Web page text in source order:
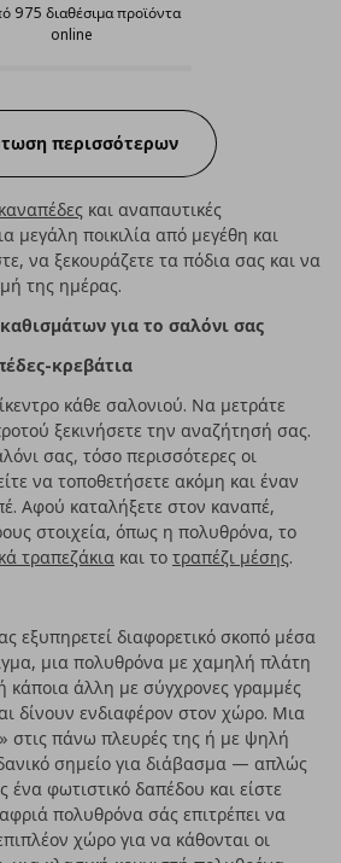
975 διαθέσιμα προϊόντα
online
24 από 975 διαθέσιμα προϊόντα
περισσότερων
καναπέδες και αναπαυτικές
μεγάλη ποικιλία από μεγέθη και
να ξεκουράζετε τα πόδια σας και να
της ημέρας.
για το σαλόνι σας
κρεβάτια
κάθε σαλονιού. Να μετράτε
ξεκινήσετε την αναζήτησή σας.
σας, τόσο περισσότερες οι
να τοποθετήσετε ακόμη και έναν
Αφού καταλήξετε στον καναπέ,
στοιχεία, όπως η πολυθρόνα, το
τραπεζάκια και το τραπέζι μέσης.
εξυπηρετεί διαφορετικό σκοπό μέσα
μια πολυθρόνα με χαμηλή πλάτη
κάποια άλλη με σύγχρονες γραμμές
δίνουν ενδιαφέρον στον χώρο. Μια
στις πάνω πλευρές της ή με ψηλή
σημείο για διάβασμα — απλώς
ένα φωτιστικό δαπέδου και είστε
πολυθρόνα σάς επιτρέπει να
χώρο για να κάθονται οι